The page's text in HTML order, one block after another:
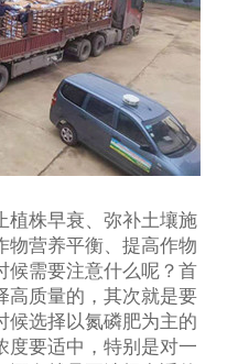
植株早衰、弥补土壤施
物营养平衡、提高作物
候需要注意什么呢？首
高质量的，其次就是要
候选择以氮磷肥为主的
度要适中，特别是对一